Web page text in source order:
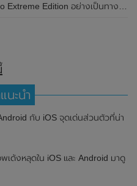
อย่างเป็นทางการแล้วในประเทศจีน
นะนำ
กับ iOS จุดเด่นส่วนตัวที่น่า
เด้งหลุดใน iOS และ Android มาดู